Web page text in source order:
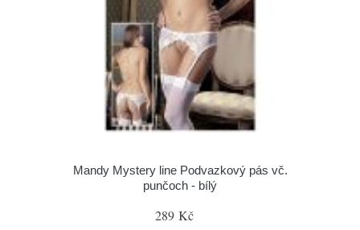
Mandy Mystery line Podvazkový pás vč.
punčoch - bílý
289 Kč